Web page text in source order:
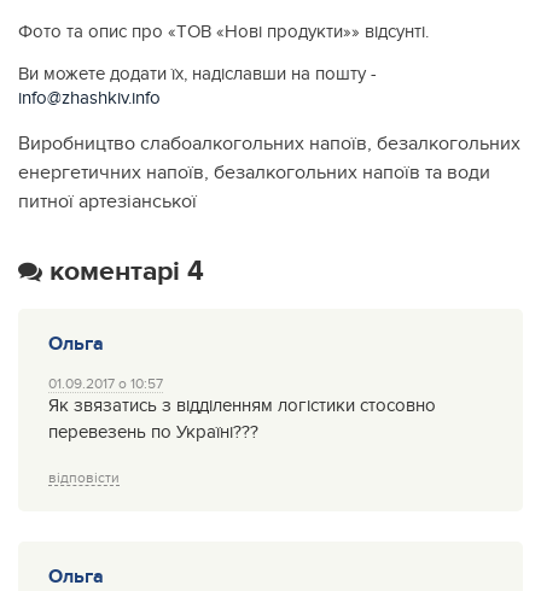
Фото та опис про «ТОВ «Нові продукти»» відсунті.
Ви можете додати їх, надіславши на пошту -
info@zhashkiv.info
Виробництво слабоалкогольних напоїв, безалкогольних
енергетичних напоїв, безалкогольних напоїв та води
питної артезіанської
коментарі 4
Ольга
01.09.2017 о 10:57
Як звязатись з відділенням логістики стосовно
перевезень по Україні???
відповісти
Ольга